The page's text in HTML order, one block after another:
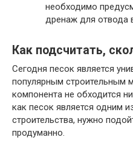
необходимо
дренаж для отвода
Как подсчитать,
Сегодня песок является
популярным строительным
компонента не обходится
как песок является одним
строительства, нужно
продуманно.